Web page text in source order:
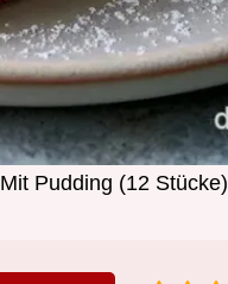
Pudding (12 Stücke)